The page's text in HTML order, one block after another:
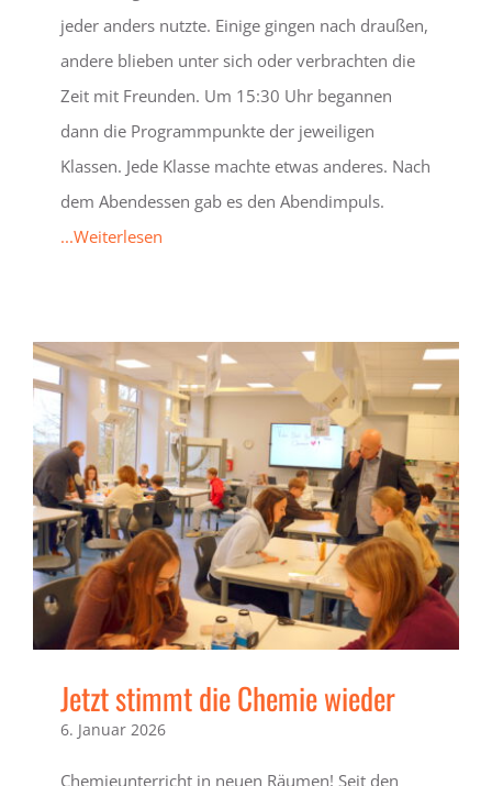
jeder anders nutzte. Einige gingen nach draußen,
andere blieben unter sich oder verbrachten die
Zeit mit Freunden. Um 15:30 Uhr begannen
dann die Programmpunkte der jeweiligen
Klassen. Jede Klasse machte etwas anderes. Nach
dem Abendessen gab es den Abendimpuls.
...Weiterlesen
Jetzt stimmt die Chemie wieder
6. Januar 2026
Chemieunterricht in neuen Räumen! Seit den